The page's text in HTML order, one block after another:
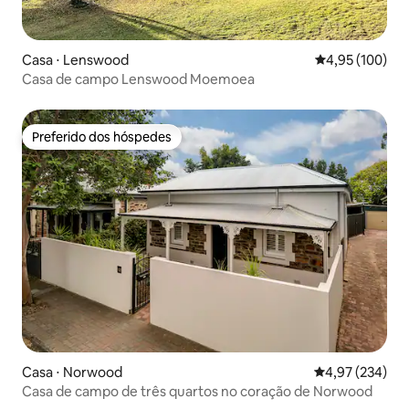
Casa ⋅ Lenswood 4,95 de uma
4,95 (100)
Casa de campo Lenswood Moemoea
Preferido dos hóspedes
Preferido dos hóspedes
Casa ⋅ Norwood 4,97 de uma
4,97 (234)
Casa de campo de três quartos no coração de Norwood